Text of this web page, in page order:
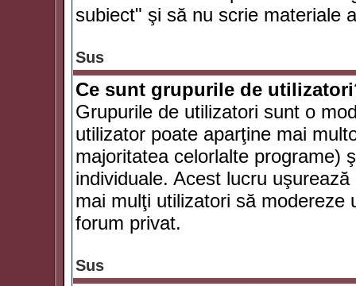
subiect" şi să nu scrie materiale
Sus
Ce sunt grupurile de
Grupurile de utilizatori sunt o
utilizator poate aparţine mai
majoritatea celorlalte programe)
individuale. Acest lucru
mai mulţi utilizatori să
forum privat.
Sus